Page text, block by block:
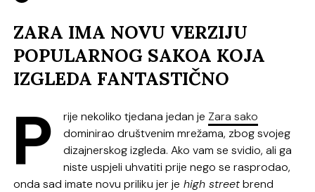
ZARA IMA NOVU VERZIJU
POPULARNOG SAKOA KOJA
IZGLEDA FANTASTIČNO
P rije nekoliko tjedana jedan je Zara sako
dominirao društvenim mrežama, zbog svojeg
dizajnerskog izgleda. Ako vam se svidio, ali ga
niste uspjeli uhvatiti prije nego se rasprodao,
onda sad imate novu priliku jer je high streetbrend